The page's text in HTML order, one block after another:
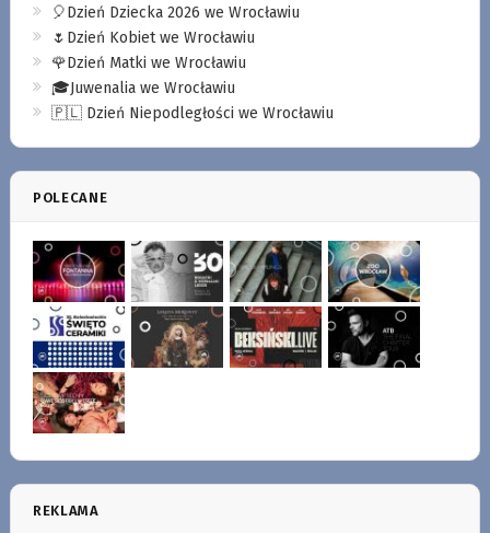
🎈Dzień Dziecka 2026 we Wrocławiu
🌷Dzień Kobiet we Wrocławiu
🌹Dzień Matki we Wrocławiu
🎓Juwenalia we Wrocławiu
🇵🇱 Dzień Niepodległości we Wrocławiu
POLECANE
REKLAMA